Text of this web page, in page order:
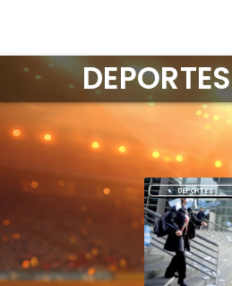
DEPORTES
DEPORTES